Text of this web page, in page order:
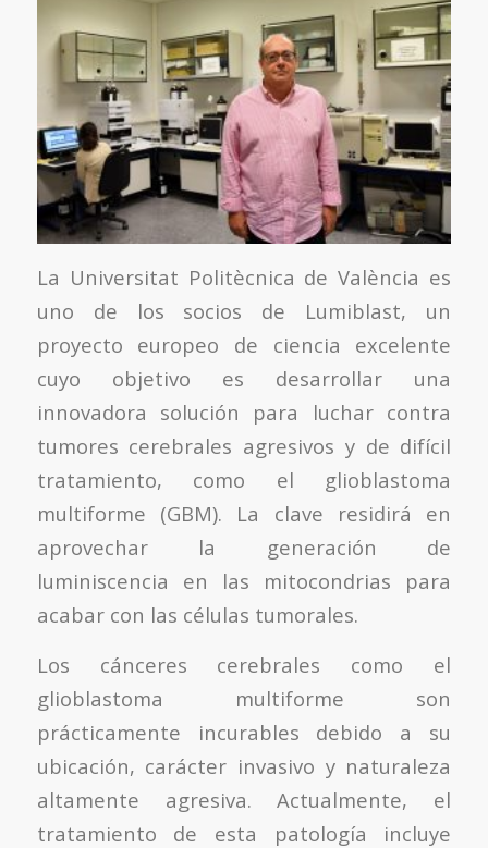
La Universitat Politècnica de València es
uno de los socios de Lumiblast, un
proyecto europeo de ciencia excelente
cuyo objetivo es desarrollar una
innovadora solución para luchar contra
tumores cerebrales agresivos y de difícil
tratamiento, como el glioblastoma
multiforme (GBM). La clave residirá en
aprovechar la generación de
luminiscencia en las mitocondrias para
acabar con las células tumorales.
Los cánceres cerebrales como el
glioblastoma multiforme son
prácticamente incurables debido a su
ubicación, carácter invasivo y naturaleza
altamente agresiva. Actualmente, el
tratamiento de esta patología incluye